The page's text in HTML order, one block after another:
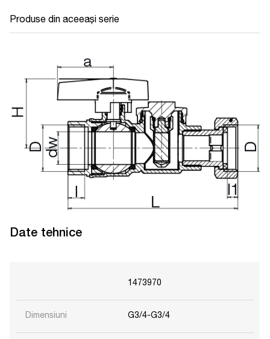
Produse din aceeași serie
Date tehnice
1473970
Dimensiuni G3/4-G3/4